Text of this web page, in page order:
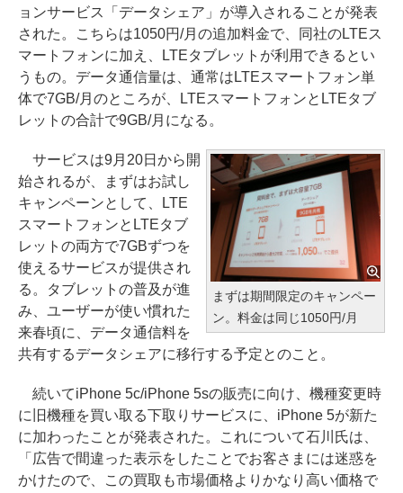
ョンサービス「データシェア」が導入されることが発表
された。こちらは1050円/月の追加料金で、同社のLTEス
マートフォンに加え、LTEタブレットが利用できるとい
うもの。データ通信量は、通常はLTEスマートフォン単
体で7GB/月のところが、LTEスマートフォンとLTEタブ
レットの合計で9GB/月になる。
まずは期間限定のキャンペー
ン。料金は同じ1050円/月
サービスは9月20日から開
始されるが、まずはお試し
キャンペーンとして、LTE
スマートフォンとLTEタブ
レットの両方で7GBずつを
使えるサービスが提供され
る。タブレットの普及が進
み、ユーザーが使い慣れた
来春頃に、データ通信料を
共有するデータシェアに移行する予定とのこと。
続いてiPhone 5c/iPhone 5sの販売に向け、機種変更時
に旧機種を買い取る下取りサービスに、iPhone 5が新た
に加わったことが発表された。これについて石川氏は、
「広告で間違った表示をしたことでお客さまには迷惑を
かけたので、この買取も市場価格よりかなり高い価格で